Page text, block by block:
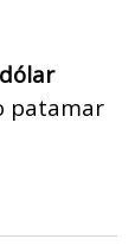
patamar